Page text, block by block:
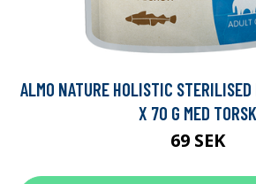
ALMO NATURE HOLISTIC
X 70 G MED TORSK
69 SEK